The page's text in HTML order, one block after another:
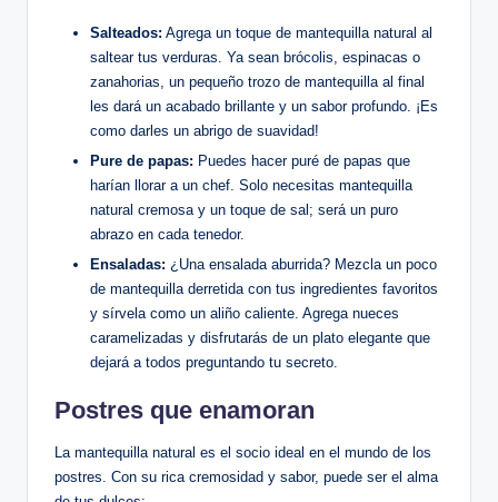
Salteados: Agrega un toque de mantequilla natural al
saltear tus verduras. Ya sean brócolis, espinacas o
zanahorias, un pequeño trozo de mantequilla al final
les dará un acabado brillante y un sabor profundo. ¡Es
como darles un abrigo de suavidad!
Pure de papas: Puedes hacer puré de papas que
harían llorar a un chef. Solo necesitas mantequilla
natural cremosa y un toque de sal; será un puro
abrazo en cada tenedor.
Ensaladas: ¿Una ensalada aburrida? Mezcla un poco
de mantequilla derretida con tus ingredientes favoritos
y sírvela como un aliño caliente. Agrega nueces
caramelizadas y disfrutarás de un plato elegante que
dejará a todos preguntando tu secreto.
Postres que enamoran
La mantequilla natural es el socio ideal en el mundo de los
postres. Con su rica cremosidad y sabor, puede ser el alma